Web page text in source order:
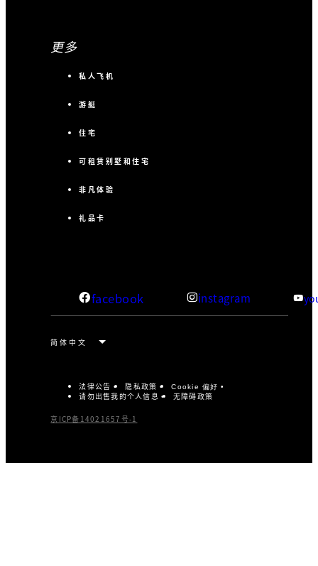
更多
私人飞机
游艇
住宅
可租赁别墅和住宅
非凡体验
礼品卡
facebook instagram
法律公告 隐私政策 Cookie 偏好
请勿出售我的个人信息 无障碍政策
京ICP备14021657号-1